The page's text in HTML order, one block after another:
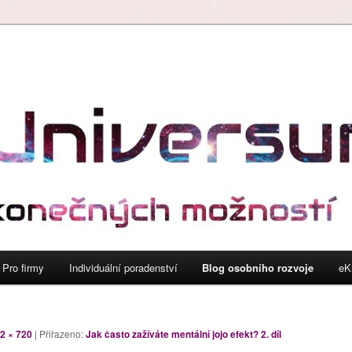
Pro firmy Individuální poradenství Blog osobního rozvoje
× 720 | Přiřazeno:Jak často zažíváte mentální jojo efekt? 2. díl